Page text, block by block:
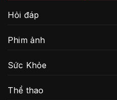
Hỏi đáp
Phim ảnh
Sức Khỏe
Thể thao